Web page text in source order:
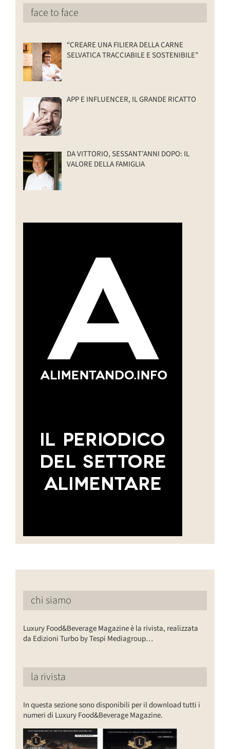
chi siamo
Luxury Food&Beverage Magazine è la rivista, realizzata
da Edizioni Turbo by Tespi Mediagroup…
la rivista
In questa sezione sono disponibili per il download tutti i
numeri di Luxury Food&Beverage Magazine.
face to face
“CREARE UNA FILIERA DELLA CARNE
SELVATICA TRACCIABILE E SOSTENIBILE”
APP E INFLUENCER, IL GRANDE RICATTO
DA VITTORIO, SESSANT’ANNI DOPO: IL
VALORE DELLA FAMIGLIA